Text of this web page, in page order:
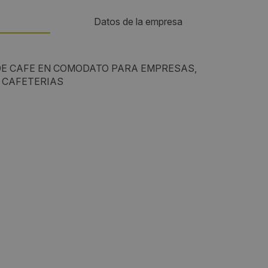
Datos de la empresa
CAFE EN COMODATO PARA EMPRESAS,
Teléfono: